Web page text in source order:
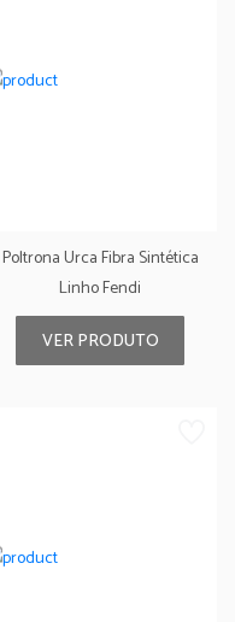
Poltrona Urca Fibra Sintética
Linho Fendi
VER PRODUTO